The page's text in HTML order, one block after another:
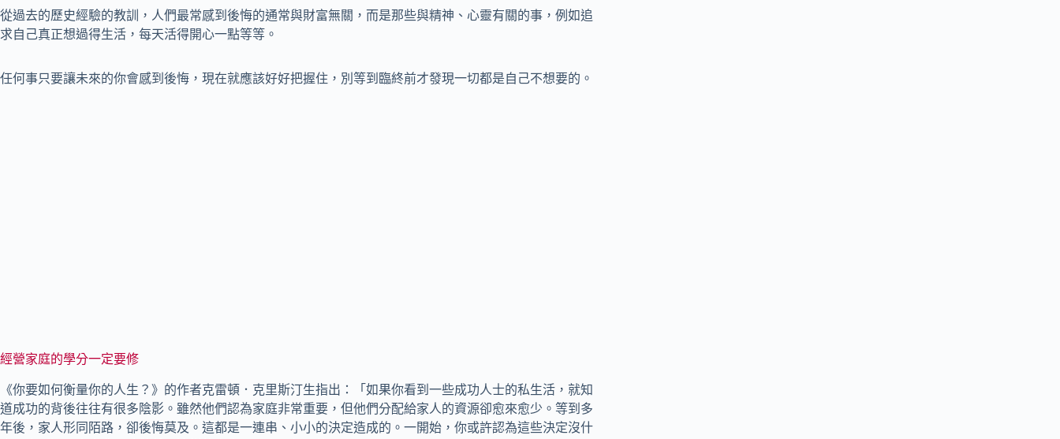
從過去的歷史經驗的教訓，人們最常感到後悔的通常與財富無關，而是那些與精神、心靈有關的事，例如追
求自己真正想過得生活，每天活得開心一點等等。
任何事只要讓未來的你會感到後悔，現在就應該好好把握住，別等到臨終前才發現一切都是自己不想要的。
經營家庭的學分一定要修
《你要如何衡量你的人生？》的作者克雷頓．克里斯汀生指出：「如果你看到一些成功人士的私生活，就知
道成功的背後往往有很多陰影。雖然他們認為家庭非常重要，但他們分配給家人的資源卻愈來愈少。等到多
年後，家人形同陌路，卻後悔莫及。這都是一連串、小小的決定造成的。一開始，你或許認為這些決定沒什